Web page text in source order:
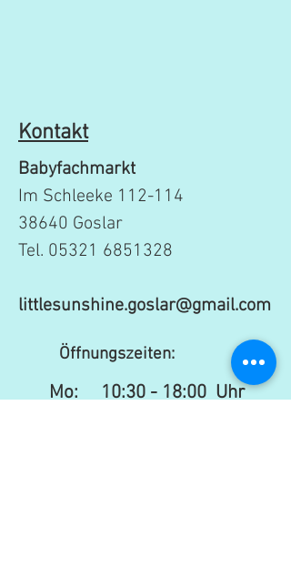
Kontakt
Babyfachmarkt
Im Schleeke 112-114
38640 Goslar
Tel. 05321 6851328
littlesunshine.goslar@gmail.com
Öffnungszeiten:
Mo: 10:30 - 18:00 Uhr